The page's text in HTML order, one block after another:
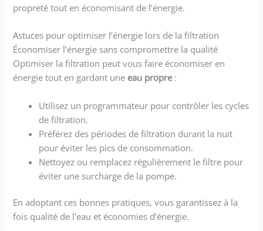
propreté tout en économisant de l’énergie.
Astuces pour optimiser l’énergie lors de la filtration
Économiser l’énergie sans compromettre la qualité
Optimiser la filtration peut vous faire économiser en
énergie tout en gardant une eau propre:
Utilisez un programmateur pour contrôler les cycles
de filtration.
Préférez des périodes de filtration durant la nuit
pour éviter les pics de consommation.
Nettoyez ou remplacez régulièrement le filtre pour
éviter une surcharge de la pompe.
En adoptant ces bonnes pratiques, vous garantissez à la
fois qualité de l’eau et économies d’énergie.